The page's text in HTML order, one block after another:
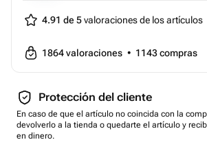
4.91 de 5valoraciones de los artículos
1864valoraciones • 1143compras
Protección del cliente
En caso de que el artículo no coincida con la
devolverlo a la tienda o quedarte el artículo y
en dinero.